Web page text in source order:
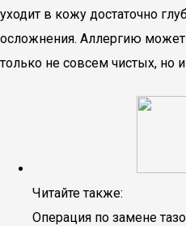
уходит в кожу достаточно
осложнения. Аллергию
только не совсем чистых, но
Читайте также:
Операция по замене